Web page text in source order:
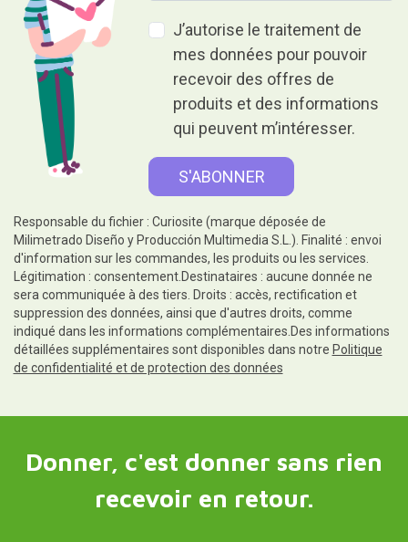
J’autorise le traitement de
mes données pour pouvoir
recevoir des offres de
produits et des informations
qui peuvent m’intéresser.
Responsable du fichier : Curiosite (marque déposée de
Milimetrado Diseño y Producción Multimedia S.L.). Finalité : envoi
d'information sur les commandes, les produits ou les services.
Légitimation : consentement.Destinataires : aucune donnée ne
sera communiquée à des tiers. Droits : accès, rectification et
suppression des données, ainsi que d'autres droits, comme
indiqué dans les informations complémentaires.Des informations
détaillées supplémentaires sont disponibles dans notre Politique
de confidentialité et de protection des données
Donner, c'est donner sans rien
recevoir en retour.